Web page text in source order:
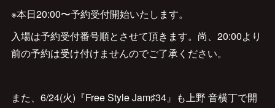
※本日20:00〜予約受付開始いたします。
入場は予約受付番号順とさせて頂きます。尚、20:00より
前の予約は受け付けませんのでご了承ください。
また、6/24(火)『Free Style Jam♯34』も上野 音横丁で開